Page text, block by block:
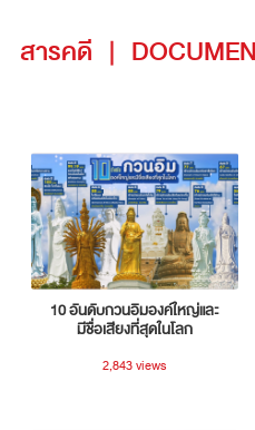
สารคดี |
10 อันดับกวนอิมองค์ใหญ่และ
มีชื่อเสียงที่สุดในโลก
2,843 views